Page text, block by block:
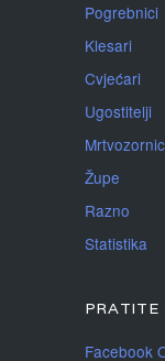
Pogrebnici
Klesari
Cvjećari
Ugostitelji
Župe
Razno
Statistika
PRATITE
Facebook